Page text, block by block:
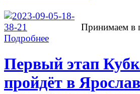
Принимаем в
Подробнее
Первый этап
пройдёт в